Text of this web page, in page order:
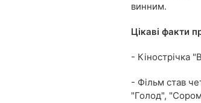
винним.
Цікаві факти
- Кінострічка
- Фільм став
"Голод",